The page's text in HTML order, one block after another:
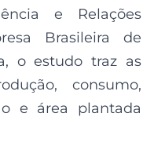
e Relações
Brasileira de
o estudo traz as
consumo,
e área plantada